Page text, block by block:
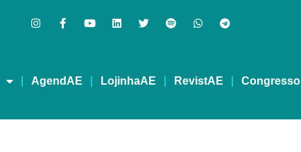
AgendAE LojinhaAE RevistAE Congresso